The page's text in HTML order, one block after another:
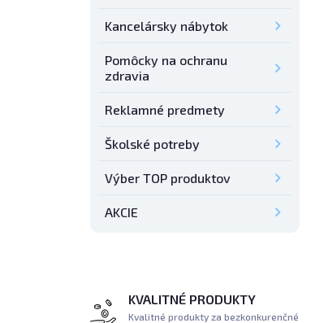
Kancelársky nábytok
Pomôcky na ochranu
zdravia
Reklamné predmety
Školské potreby
Výber TOP produktov
AKCIE
KVALITNÉ PRODUKTY
Kvalitné produkty za bezkonkurenčné